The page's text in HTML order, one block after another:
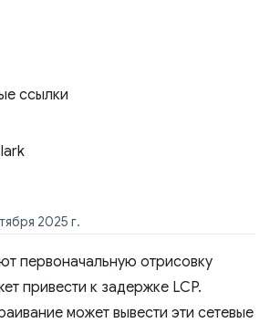
ссылки
2025 г.
первоначальную отрисовку
привести к задержке LCP.
может вывести эти сетевые